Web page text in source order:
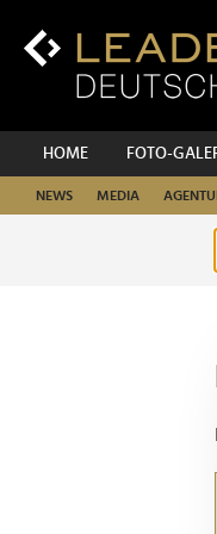
Inhalt
HOME FOTO-
NEWS MEDIA